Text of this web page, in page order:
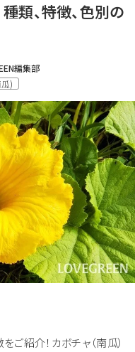
類、特徴、色別の
編集部
)
ご紹介！カボチャ（南瓜）